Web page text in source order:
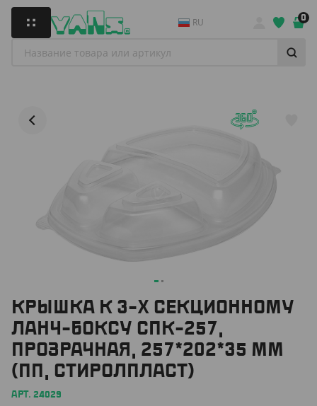
RU 0
КРЫШКА К 3-Х СЕКЦИОННОМУ
ЛАНЧ-БОКСУ СПК-257,
ПРОЗРАЧНАЯ, 257*202*35 ММ
(ПП, СТИРОЛПЛАСТ)
АРТ. 24029